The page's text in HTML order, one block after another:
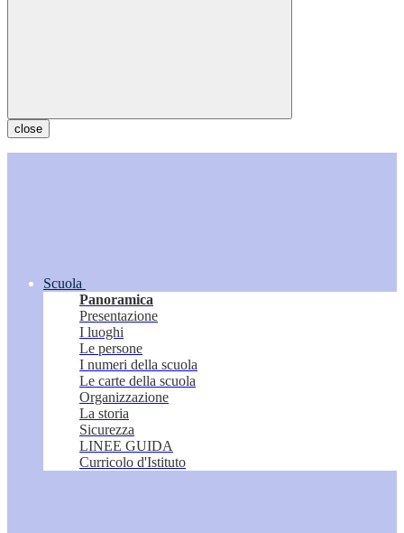
close
Scuola
Panoramica
Presentazione
I luoghi
Le persone
I numeri della scuola
Le carte della scuola
Organizzazione
La storia
Sicurezza
LINEE GUIDA
Curricolo d'Istituto